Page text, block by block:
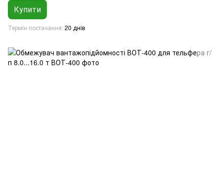
Купити
Термін постачання 20 днів